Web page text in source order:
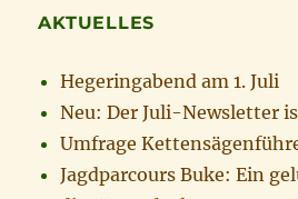
AKTUELLES
Hegeringabend am 1. Juli
Neu: Der Juli-Newsletter
Umfrage
Jagdparcours Buke: Ein